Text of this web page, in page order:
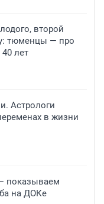
второй
тюменцы — про
лет
Астрологи
в жизни
показываем
на ДОКе